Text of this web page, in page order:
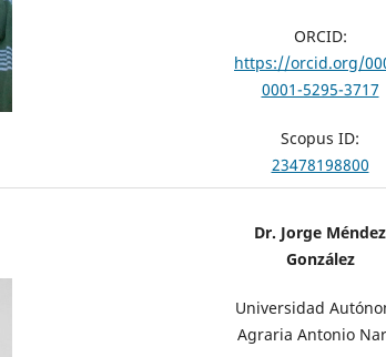
ORCID:
https://orcid.org/
0001-5295-3717
Scopus ID:
23478198800
Dr. Jorge Méndez
González
Universidad
Agraria Antonio